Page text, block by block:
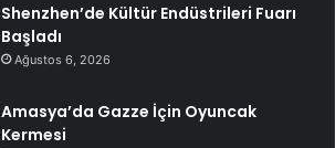
Shenzhen’de Kültür Endüstrileri Fuarı
Başladı
Ağustos 6, 2026
Amasya’da Gazze İçin Oyuncak
Kermesi